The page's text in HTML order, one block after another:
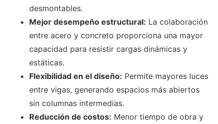
desmontables.
Mejor desempeño estructural: La colaboración
entre acero y concreto proporciona una mayor
capacidad para resistir cargas dinámicas y
estáticas.
Flexibilidad en el diseño: Permite mayores luces
entre vigas, generando espacios más abiertos
sin columnas intermedias.
Reducción de costos: Menor tiempo de obra y